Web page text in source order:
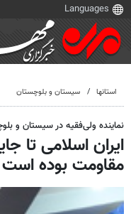
استانها سیستان و بلوچستان
نماینده ولی‌فقیه در سیستان و
ایران اسلامی تا
مقاومت بوده است